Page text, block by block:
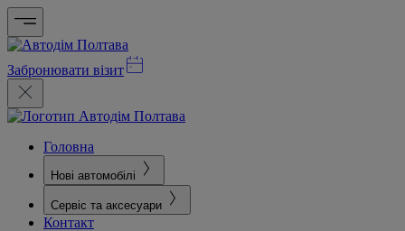
Забронювати візит
Головна
Нові автомобілі
Сервіс та аксесуари
Контакт